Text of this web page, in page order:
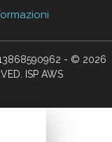
- © 2026
ISP AWS